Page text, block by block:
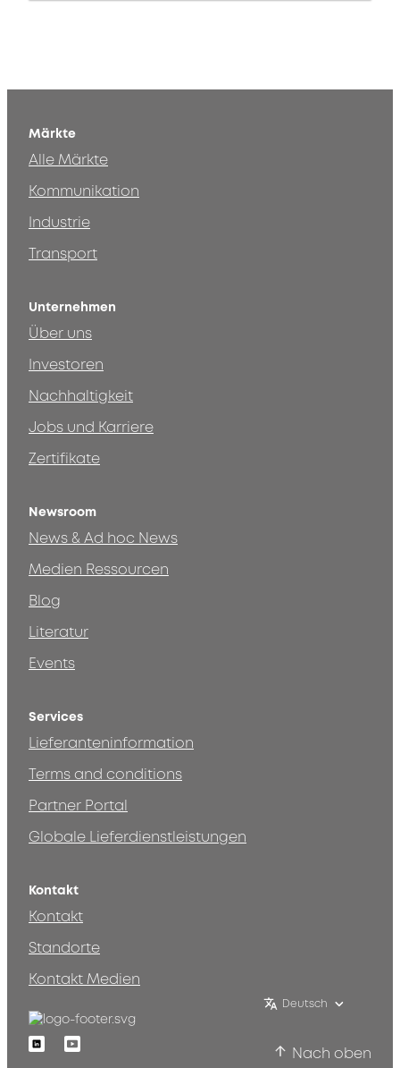
Märkte
Alle Märkte
Kommunikation
Industrie
Transport
Unternehmen
Über uns
Investoren
Nachhaltigkeit
Jobs und Karriere
Zertifikate
Newsroom
News & Ad hoc News
Medien Ressourcen
Blog
Literatur
Events
Services
Lieferanteninformation
Terms and conditions
Partner Portal
Globale Lieferdienstleistungen
Kontakt
Kontakt
Standorte
Kontakt Medien
Deutsch
LinkedinYoutube
Nach oben